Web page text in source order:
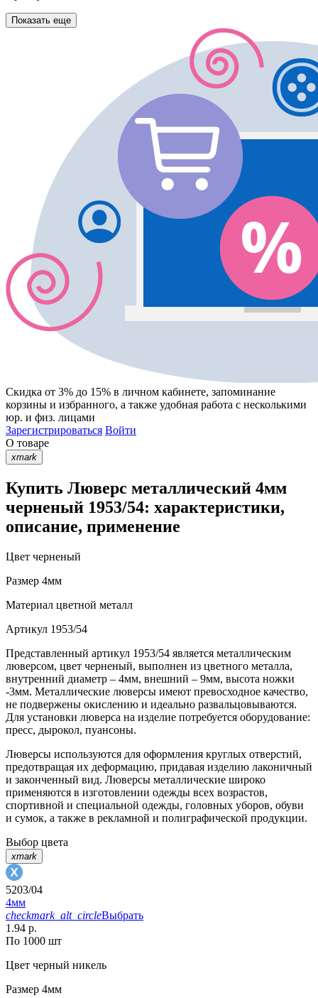
Показать еще
Скидка от 3% до 15% в личном кабинете, запоминание
корзины и избранного, а также удобная работа с несколькими
юр. и физ. лицами
Зарегистрироваться Войти
О товаре
xmark
Купить Люверс металлический 4мм
черненый 1953/54: характеристики,
описание, применение
Цвет черненый
Размер 4мм
Материал цветной металл
Артикул 1953/54
Представленный артикул 1953/54 является металлическим
люверсом, цвет черненый, выполнен из цветного металла,
внутренний диаметр – 4мм, внешний – 9мм, высота ножки
-3мм. Металлические люверсы имеют превосходное качество,
не подвержены окислению и идеально развальцовываются.
Для установки люверса на изделие потребуется оборудование:
пресс, дырокол, пуансоны.
Люверсы используются для оформления круглых отверстий,
предотвращая их деформацию, придавая изделию лаконичный
и законченный вид. Люверсы металлические широко
применяются в изготовлении одежды всех возрастов,
спортивной и специальной одежды, головных уборов, обуви
и сумок, а также в рекламной и полиграфической продукции.
Выбор цвета
xmark
5203/04
4мм
checkmark_alt_circleВыбрать
1.94 р.
По 1000 шт
Цвет черный никель
Размер 4мм